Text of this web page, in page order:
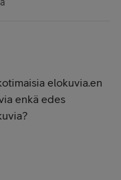
elokuvia.en
enkä edes